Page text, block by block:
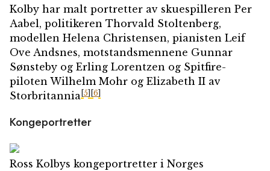
Kolby har malt portretter av skuespilleren Per
Aabel, politikeren Thorvald Stoltenberg,
modellen Helena Christensen, pianisten Leif
Ove Andsnes, motstandsmennene Gunnar
Sønsteby og Erling Lorentzen og Spitfire-
piloten Wilhelm Mohr og Elizabeth II av
Storbritannia [5] [6]
Kongeportretter
Ross Kolbys kongeportretter i Norges